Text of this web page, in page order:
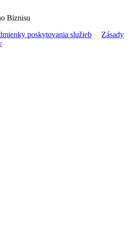
Biznisu
poskytovania služieb
Zásady